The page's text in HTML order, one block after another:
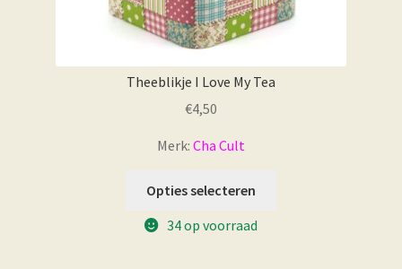
Theeblikje I Love My Tea
€4,50
Merk: Cha Cult
Opties selecteren
34 op voorraad